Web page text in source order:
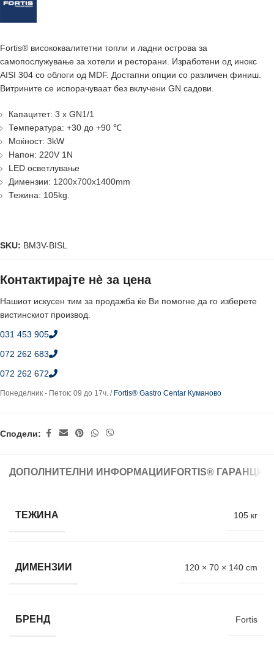
Fortis® висококвалитетни топли и ладни острова за
самопослужување за хотели и ресторани. Изработени од инокс
AISI 304 со облоги од MDF. Достапни опции со различен финиш.
Витрините се испорачуваат без вклучени GN садови.
Капацитет: 3 x GN1/1
Температура: +30 до +90 ℃
Моќност: 3kW
Напон: 220V 1N
LED осветлување
Димензии: 1200x700x1400mm
Тежина: 105kg.
SKU: BM3V-BISL
Контактирајте нè за цена
Нашиот искусен тим за продажба ќе Ви помогне да го изберете
вистинскиот производ.
031 453 905
072 262 683
072 262 672
Понеделник - Петок: 09 до 17ч. / Fortis® Gastro Centar Куманово
Сподели:
ДОПОЛНИТЕЛНИ ИНФОРМАЦИИ FORTIS®
ТЕЖИНА 105 кг
ДИМЕНЗИИ 120 × 70 × 140 cm
БРЕНД Fortis